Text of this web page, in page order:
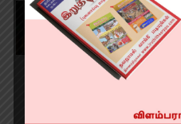
He-Man
Universe –